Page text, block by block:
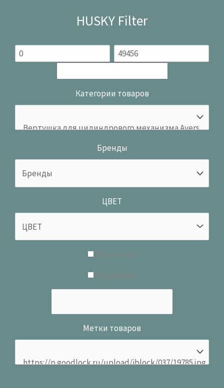
HUSKY Filter
Категории товаров
Бренды
ЦВЕТ
Метки товаров